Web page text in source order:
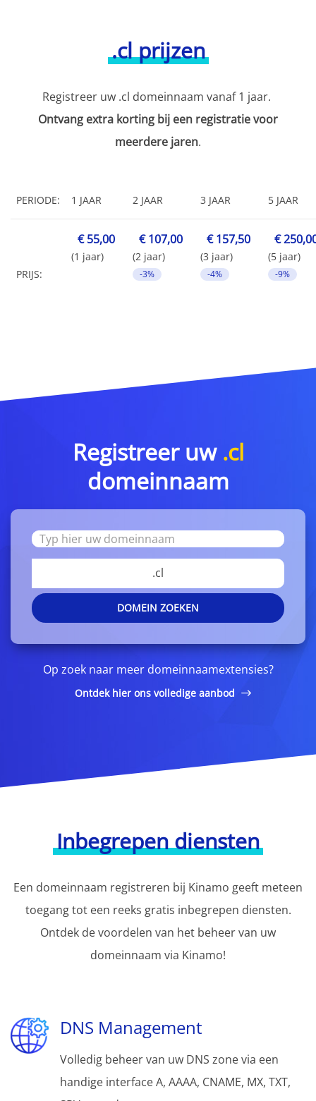
.cl prijzen
Registreer uw .cl domeinnaam vanaf 1 jaar.
Ontvang extra korting bij een registratie voor
meerdere jaren.
PERIODE: 1 JAAR 2 JAAR 3 JAAR 5 JAAR
PRIJS:
€ 55,00
(1 jaar)
€ 107,00
(2 jaar)
-3%
€ 157,50
(3 jaar)
-4%
€
(5 jaar)
-9%
Registreer uw .cl
domeinnaam
.cl
DOMEIN ZOEKEN
Op zoek naar meer domeinnaamextensies?
Ontdek hier ons volledige aanbod
Inbegrepen diensten
Een domeinnaam registreren bij Kinamo geeft meteen
toegang tot een reeks gratis inbegrepen diensten.
Ontdek de voordelen van het beheer van uw
domeinnaam via Kinamo!
DNS Management
Volledig beheer van uw DNS zone via een
handige interface A, AAAA, CNAME, MX, TXT,